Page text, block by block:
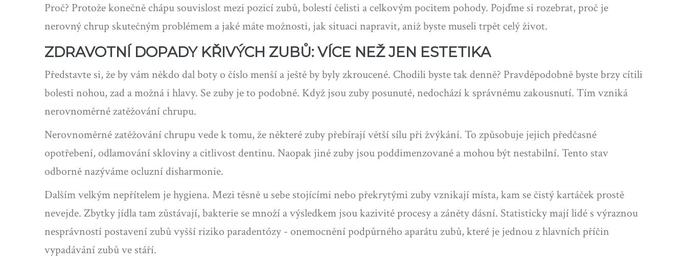
Proč? Protože konečně chápu souvislost mezi pozicí zubů, bolestí čelisti a celkovým pocitem pohody. Pojďme si rozebrat, proč je
nerovný chrup skutečným problémem a jaké máte možnosti, jak situaci napravit, aniž byste museli trpět celý život.
ZDRAVOTNÍ DOPADY KŘIVÝCH ZUBŮ: VÍCE NEŽ JEN ESTETIKA
Představte si, že by vám někdo dal boty o číslo menší a ještě by byly zkroucené. Chodili byste tak denně? Pravděpodobně byste brzy cítili
bolesti nohou, zad a možná i hlavy. Se zuby je to podobné. Když jsou zuby posunuté, nedochází k správnému zakousnutí. Tím vzniká
nerovnoměrné zatěžování chrupu.
Nerovnoměrné zatěžování chrupuvede k tomu, že některé zuby přebírají větší sílu při žvýkání. To způsobuje jejich předčasné
opotřebení, odlamování skloviny a citlivost dentinu. Naopak jiné zuby jsou poddimenzované a mohou být nestabilní. Tento stav
odborně nazýváme ocluzní disharmonie.
Dalším velkým nepřítelem je hygiena. Mezi těsně u sebe stojícími nebo překrytými zuby vznikají místa, kam se čistý kartáček prostě
nevejde. Zbytky jídla tam zůstávají, bakterie se množí a výsledkem jsou kazivité procesy a záněty dásní. Statisticky mají lidé s výraznou
nesprávností postavení zubů vyšší riziko paradentózy - onemocnění podpůrného aparátu zubů, které je jednou z hlavních příčin
vypadávání zubů ve stáří.